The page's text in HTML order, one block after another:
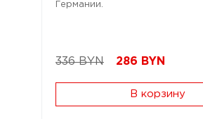
Германии.
336 BYN 286 BYN
В корзину